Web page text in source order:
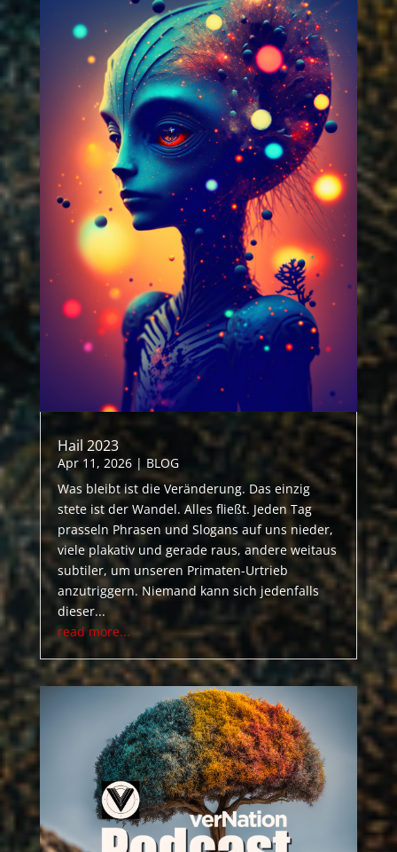
Hail 2023
Apr 11, 2026| BLOG
Was bleibt ist die Veränderung. Das einzig
stete ist der Wandel. Alles fließt. Jeden Tag
prasseln Phrasen und Slogans auf uns nieder,
viele plakativ und gerade raus, andere weitaus
subtiler, um unseren Primaten-Urtrieb
anzutriggern. Niemand kann sich jedenfalls
dieser...
read more...